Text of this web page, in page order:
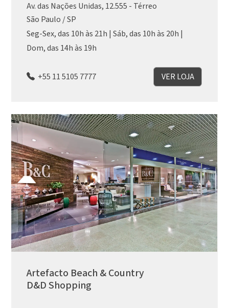
Av. das Nações Unidas, 12.555 - Térreo
São Paulo / SP
Seg-Sex, das 10h às 21h | Sáb, das 10h às 20h |
Dom, das 14h às 19h
+55 11 5105 7777 VER LOJA
Artefacto Beach & Country
D&D Shopping